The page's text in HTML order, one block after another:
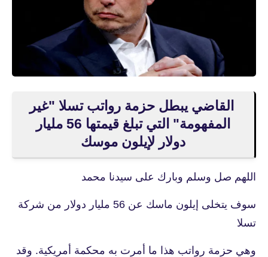
القاضي يبطل حزمة رواتب تسلا "غير
المفهومة" التي تبلغ قيمتها 56 مليار
دولار لإيلون موسك
اللهم صل وسلم وبارك على سيدنا محمد
سوف يتخلى إيلون ماسك عن 56 مليار دولار من شركة
تسلا
وهي حزمة رواتب هذا ما أمرت به محكمة أمريكية. وقد